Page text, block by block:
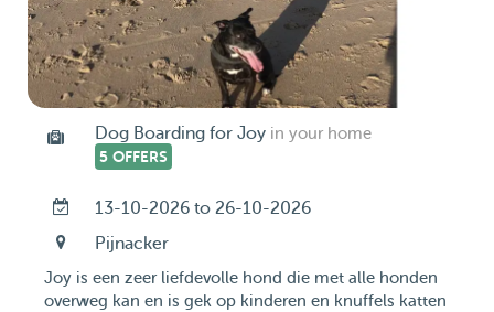
Dog Boarding for Joy in your home
5 OFFERS
13-10-2026 to 26-10-2026
Pijnacker
Joy is een zeer liefdevolle hond die met alle honden
overweg kan en is gek op kinderen en knuffels katten